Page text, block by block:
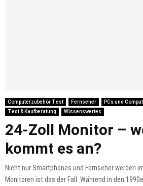
Computerzubehör Test Fernseher PCs und
Test & Kaufberatung
Wissenswertes
24-Zoll Monitor –
kommt es an?
Nicht nur Smartphones und Fernseher werden
Monitoren ist das der Fall. Während in den